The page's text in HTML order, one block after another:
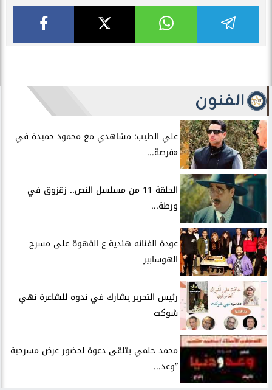
الفنون
علي الطيب: مشاهدي مع محمود حميدة في
«فرصة...
الحلقة 11 من مسلسل النص.. زقزوق في
ورطة...
عودة الفنانه هندية ع القهوة على مسرح
الهوسابير
رئيس التحرير يشارك في ندوه للشاعرة نهي
شوكت
محمد حلمي يتلقى دعوة لحضور عرض مسرحية
”وعد...